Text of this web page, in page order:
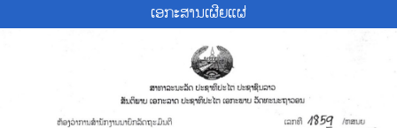
ເອກະສານເຜີຍແຜ່